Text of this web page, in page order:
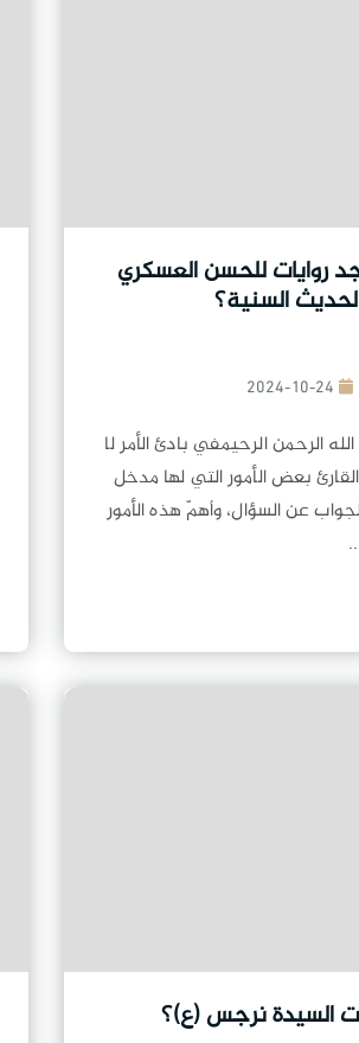
روايات للحسن العسكري
السنية؟
2024-10-24
الرحمن الرحيمفي بادئ الأمر لا
بعض الأمور التي لها مدخل
عن السؤال، وأهمّ هذه الأمور
السيدة نرجس (ع)؟